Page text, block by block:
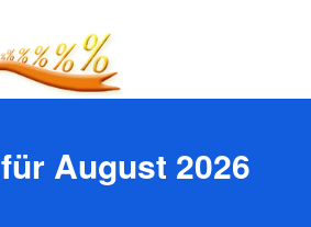
August 2026